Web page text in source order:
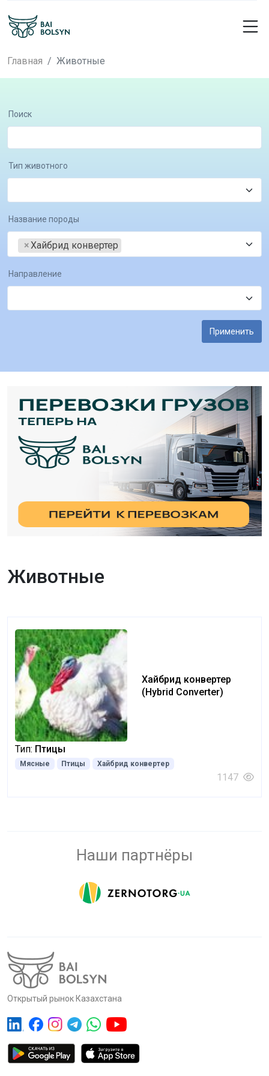
Главная Животные
Поиск
Тип животного
Название породы
×Хайбрид конвертер
Направление
Применить
Животные
Хайбрид конвертер
(Hybrid Converter)
Тип: Птицы
Мясные Птицы Хайбрид конвертер
1147
Наши партнёры
Открытый рынок Казахстана